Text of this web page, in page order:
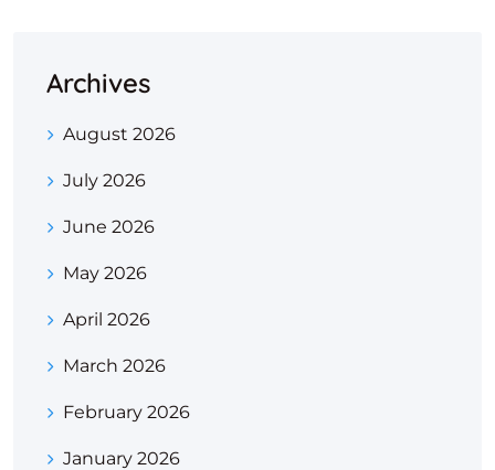
Archives
August 2026
July 2026
June 2026
May 2026
April 2026
March 2026
February 2026
January 2026